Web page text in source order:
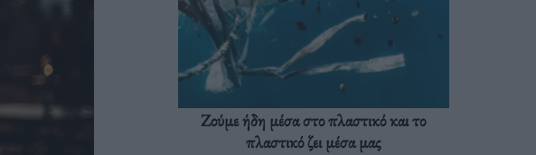
Ζούμε ήδη μέσα στο πλαστικό και το
πλαστικό ζει μέσα μας